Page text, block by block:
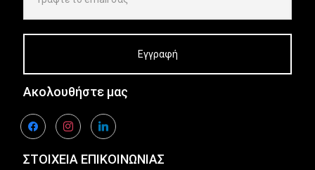
Ακολουθήστε μας
facebookinstagramlinkedin
ΣΤΟΙΧΕΙΑ ΕΠΙΚΟΙΝΩΝΙΑΣ